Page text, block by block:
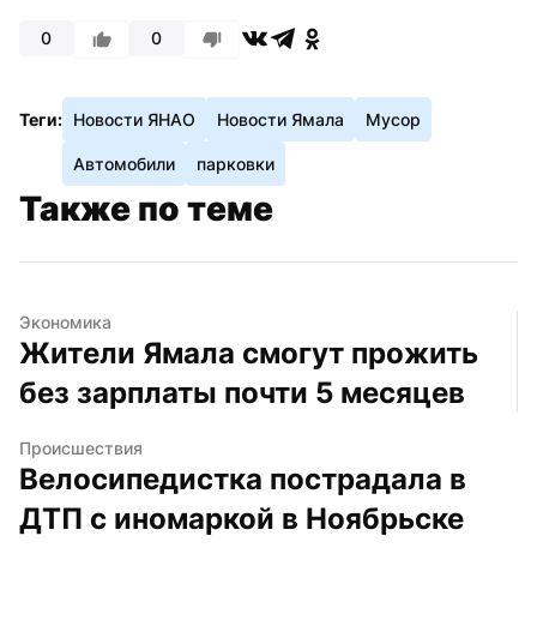
0 0
Теги: Новости ЯНАО Новости Ямала Мусор
Автомобили парковки
Также по теме
Экономика
Жители Ямала смогут прожить
без зарплаты почти 5 месяцев
Происшествия
Велосипедистка пострадала в
ДТП с иномаркой в Ноябрьске